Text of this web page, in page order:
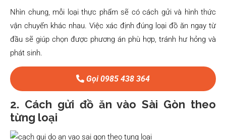
Nhìn chung, mỗi loại thực phẩm sẽ có cách gửi và hình thức
vận chuyển khác nhau. Việc xác định đúng loại đồ ăn ngay từ
đầu sẽ giúp chọn được phương án phù hợp, tránh hư hỏng và
phát sinh.
Gọi 0985 438 364
2. Cách gửi đồ ăn vào Sài Gòn theo
từng loại